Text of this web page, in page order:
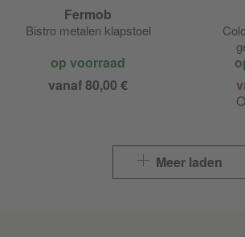
Fermob
Bistro metalen klapstoel
op voorraad
vanaf 80,00 €
Meer laden